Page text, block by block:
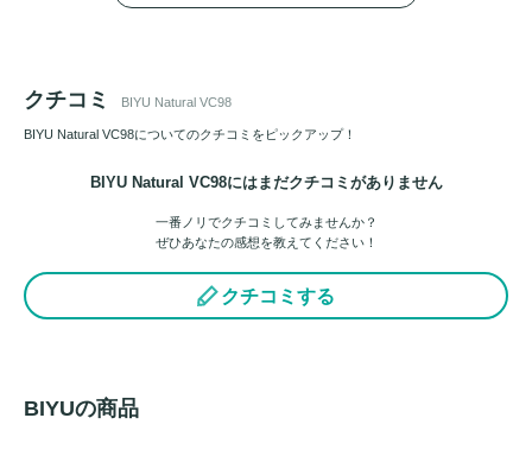
に補い、内側からの自信を支えます。
厳しい品質管理基準を満たす国内のGMP認定工場にて、原
料の選定から製造、出荷までを徹底管理。高い安全性を確保
クチコミ BIYU Natural VC98
BIYU Natural VC98についてのクチコミをピックアップ！
BIYU Natural VC98にはまだクチコミがありません
一番ノリでクチコミしてみませんか？
ぜひあなたの感想を教えてください！
クチコミする
BIYUの商品